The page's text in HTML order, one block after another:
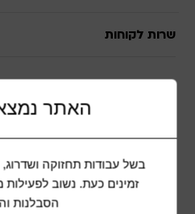
שרות לקוחות
הצטרפות למועדון לקוחות
אני מאשר/ת קבלת תוכן
כתובת מייל זו
האתר
בשל עבודות תחזוקה
זמינים כעת. נשוב
הסבלנות